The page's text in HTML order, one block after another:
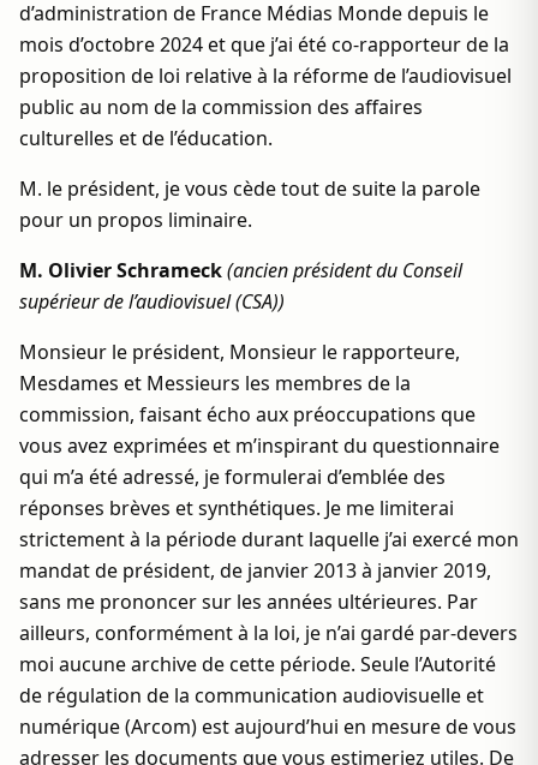
d’administration de France Médias Monde depuis le
mois d’octobre 2024 et que j’ai été co-rapporteur de la
proposition de loi relative à la réforme de l’audiovisuel
public au nom de la commission des affaires
culturelles et de l’éducation.
M. le président, je vous cède tout de suite la parole
pour un propos liminaire.
M. Olivier Schrameck(ancien président du Conseil
supérieur de l’audiovisuel (CSA))
Monsieur le président, Monsieur le rapporteure,
Mesdames et Messieurs les membres de la
commission, faisant écho aux préoccupations que
vous avez exprimées et m’inspirant du questionnaire
qui m’a été adressé, je formulerai d’emblée des
réponses brèves et synthétiques. Je me limiterai
strictement à la période durant laquelle j’ai exercé mon
mandat de président, de janvier 2013 à janvier 2019,
sans me prononcer sur les années ultérieures. Par
ailleurs, conformément à la loi, je n’ai gardé par-devers
moi aucune archive de cette période. Seule l’Autorité
de régulation de la communication audiovisuelle et
numérique (Arcom) est aujourd’hui en mesure de vous
adresser les documents que vous estimeriez utiles. De